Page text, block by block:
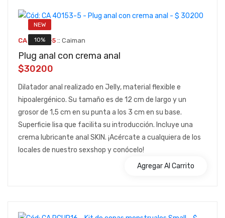
NEW
10%
CA 40153-5 :: Caiman
Plug anal con crema anal
$30200
Dilatador anal realizado en Jelly, material flexible e
hipoalergénico. Su tamaño es de 12 cm de largo y un
grosor de 1,5 cm en su punta a los 3 cm en su base.
Superficie lisa que facilita su introducción. Incluye una
crema lubricante anal SKIN. ¡Acércate a cualquiera de los
locales de nuestro sexshop y conócelo!
Agregar Al Carrito